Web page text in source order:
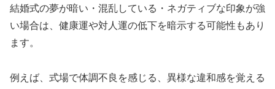
結婚式の夢が暗い・混乱している・ネガティブな印象が強
い場合は、健康運や対人運の低下を暗示する可能性もあり
ます。
例えば、式場で体調不良を感じる、異様な違和感を覚える